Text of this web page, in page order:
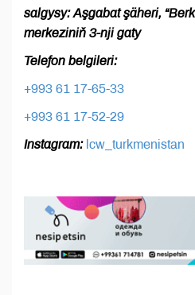
salgysy: Aşgabat şäheri,
merkeziniň 3-nji gaty
Telefon belgileri:
+993 61 17-65-33
+993 61 17-52-29
Instagram: lcw_turkmenistan